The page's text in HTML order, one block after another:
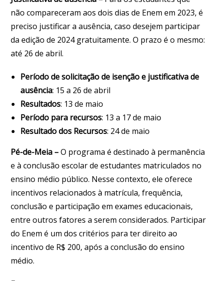
não compareceram aos dois dias de Enem em 2023, é
preciso justificar a ausência, caso desejem participar
da edição de 2024 gratuitamente. O prazo é o mesmo:
até 26 de abril.
Período de solicitação de isenção e justificativa de
ausência: 15 a 26 de abril
Resultados: 13 de maio
Período para recursos: 13 a 17 de maio
Resultado dos Recursos: 24 de maio
Pé-de-Meia –O programa é destinado à permanência
e à conclusão escolar de estudantes matriculados no
ensino médio público. Nesse contexto, ele oferece
incentivos relacionados à matrícula, frequência,
conclusão e participação em exames educacionais,
entre outros fatores a serem considerados. Participar
do Enem é um dos critérios para ter direito ao
incentivo de R$ 200, após a conclusão do ensino
médio.